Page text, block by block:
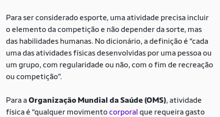
Para ser considerado esporte, uma atividade precisa incluir
o elemento da competição e não depender da sorte, mas
das habilidades humanas. No dicionário, a definição é “cada
uma das atividades físicas desenvolvidas por uma pessoa ou
um grupo, com regularidade ou não, com o fim de recreação
ou competição”.
Para aOrganização Mundial da Saúde (OMS), atividade
física é “qualquer movimentocorporal que requeira gasto